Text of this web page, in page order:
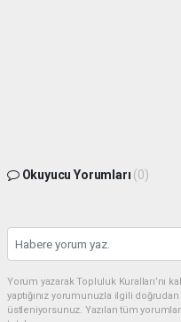
Okuyucu Yorumları (0)
Yorum yazarak Topluluk Kuralları’nı
yaptığınız yorumunuzla ilgili
üstleniyorsunuz. Yazılan tüm